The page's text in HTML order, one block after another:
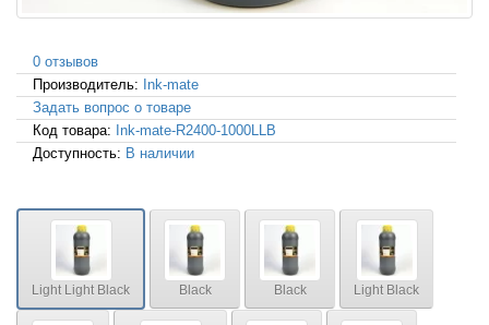
0 отзывов
Производитель: Ink-mate
Задать вопрос о товаре
Код товара: Ink-mate-R2400-1000LLB
Доступность: В наличии
Light Light Black Black Black Light Black